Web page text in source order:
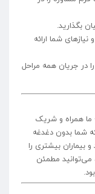
بگذارید.
شما ارائه
در جریان همه مراحل
همراه و شریک
شما بدون دغدغه
بیشتری را
می‌توانید مطمئن